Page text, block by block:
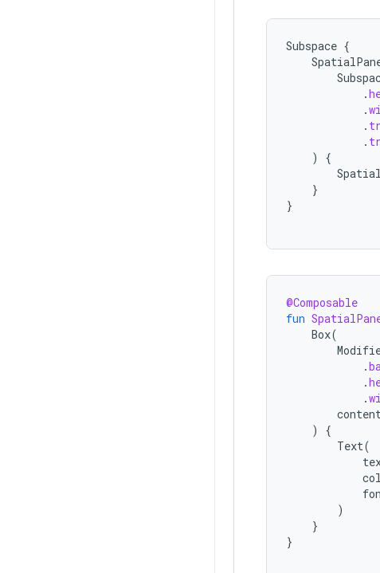
Subspace {
.
.
.
.
)
{
}
}
@Composable
fun
Box(
.
.
.
)
{
Text(
)
}
}